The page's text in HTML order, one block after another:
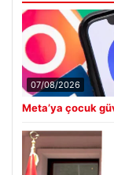
07/08/2026
Meta’ya çocuk